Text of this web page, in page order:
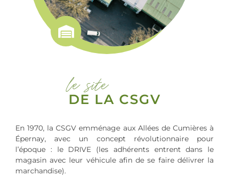
le site
DE LA CSGV
En 1970, la CSGV emménage aux Allées de Cumières à
Épernay, avec un concept révolutionnaire pour
l’époque : le DRIVE (les adhérents entrent dans le
magasin avec leur véhicule afin de se faire délivrer la
marchandise).